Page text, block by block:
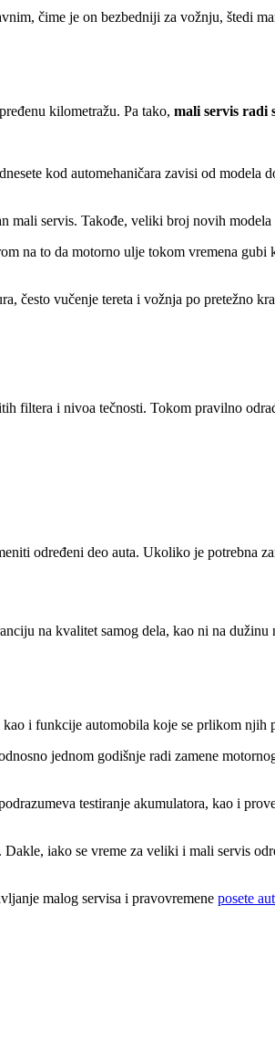
čime je on bezbedniji za vožnju, štedi
kilometražu. Pa tako, mali servis radi
kod automehaničara zavisi od
servis. Takođe, veliki broj novih
na to da motorno ulje tokom vremena
često vučenje tereta i vožnja po pretežno
filtera i nivoa tečnosti. Tokom pravilno
određeni deo auta. Ukoliko je potrebna
na kvalitet samog dela, kao ni na
i funkcije automobila koje se prlikom njih
jednom godišnje radi zamene
testiranje akumulatora, kao i
iako se vreme za veliki i mali servis
malog servisa i pravovremene posete